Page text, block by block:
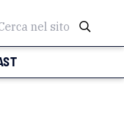
nel sito